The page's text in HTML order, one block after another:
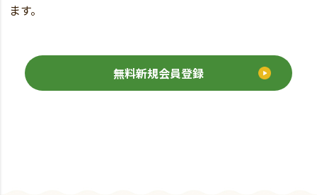
ます。
無料新規会員登録